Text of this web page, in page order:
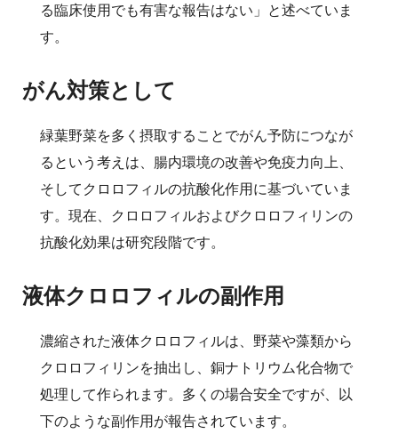
る臨床使用でも有害な報告はない」と述べていま
す。
がん対策として
緑葉野菜を多く摂取することでがん予防につなが
るという考えは、腸内環境の改善や免疫力向上、
そしてクロロフィルの抗酸化作用に基づいていま
す。現在、クロロフィルおよびクロロフィリンの
抗酸化効果は研究段階です。
液体クロロフィルの副作用
濃縮された液体クロロフィルは、野菜や藻類から
クロロフィリンを抽出し、銅ナトリウム化合物で
処理して作られます。多くの場合安全ですが、以
下のような副作用が報告されています。